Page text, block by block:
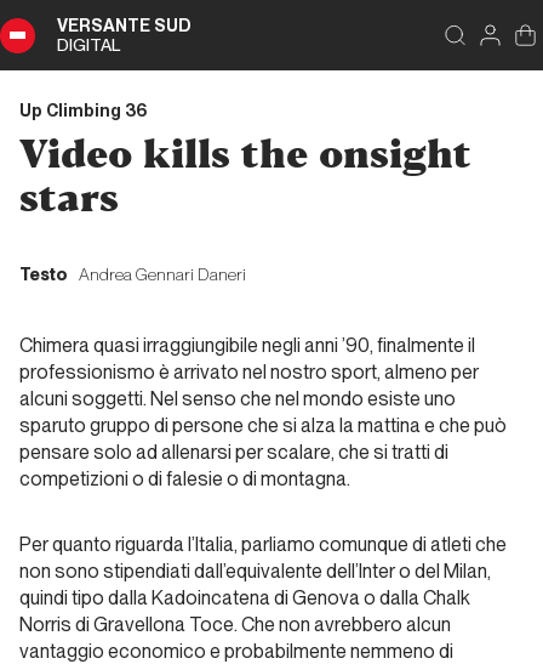
VERSANTE SUD
DIGITAL
Indice
Up
Climbing
Editoriale
Editoriale
Dalle
riviste… a
Instagram!
Dalla carta all'etere
Video kills the onsight
stars
DIGITAL
Up Climbing 36
Testo Andrea Gennari Daneri
Chimera quasi irraggiungibile negli anni ’90, finalmente il
professionismo è arrivato nel nostro sport, almeno per
alcuni soggetti. Nel senso che nel mondo esiste uno
sparuto gruppo di persone che si alza la mattina e che può
pensare solo ad allenarsi per scalare, che si tratti di
competizioni o di falesie o di montagna.
Per quanto riguarda l’Italia, parliamo comunque di atleti che
non sono stipendiati dall’equivalente dell’Inter o del Milan,
quindi tipo dalla Kadoincatena di Genova o dalla Chalk
Norris di Gravellona Toce. Che non avrebbero alcun
vantaggio economico e probabilmente nemmeno di